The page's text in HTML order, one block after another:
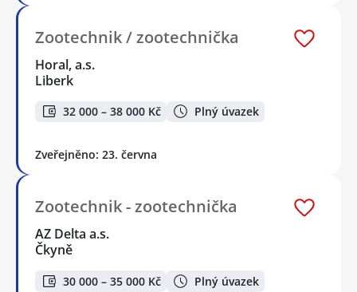
Zootechnik / zootechnička
Horal, a.s.
Liberk
32 000 – 38 000 Kč Plný úvazek
Zveřejněno: 23. června
Zootechnik - zootechnička
AZ Delta a.s.
Čkyně
30 000 – 35 000 Kč Plný úvazek